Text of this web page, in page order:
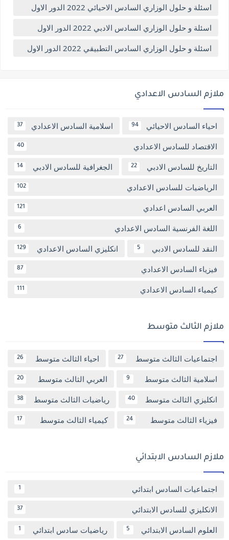
اسئلة و حلول الوزاري السادس الاحيائي 2022 الدور الاول
اسئلة و حلول الوزاري السادس الادبي 2022 الدور الاول
اسئلة و حلول الوزاري السادس التطبيقي 2022 الدور الاول
ملازم السادس الاعدادي
احياء السادس الاحيائي 94 اسلامية السادس الاعدادي 37
الاقتصاد للسادس الاعدادي 40
التاريخ للسادس الادبي 22 الجغرافية للسادس الادبي 14
الرياضيات للسادس الاعدادي 102
العربي السادس اعدادي 121
اللغة الفرنسية السادس الاعدادي 6
النقد للسادس الادبي 5 انكليزي السادس الاعدادي 129
فيزياء السادس الاعدادي 87
كيمياء السادس الاعدادي 111
ملازم الثالث متوسط
اجتماعيات الثالث متوسط 27 احياء الثالث متوسط 26
اسلامية الثالث متوسط 9 العربي الثالث متوسط 20
انكليزي الثالث متوسط 40 رياضيات الثالث متوسط 38
فيزياء الثالث متوسط 24 كيمياء الثالث متوسط 17
ملازم السادس الابتدائي
اجتماعيات السادس ابتدائي 1
الانكليزي للسادس الابتدائي 37
العلوم السادس الابتدائي 5 رياضيات سادس ابتدائي 1